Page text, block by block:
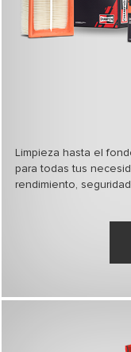
Limpieza hasta el
para todas tus
rendimiento,